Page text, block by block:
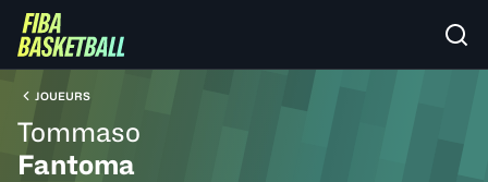
JOUEURS
Tommaso
Fantoma